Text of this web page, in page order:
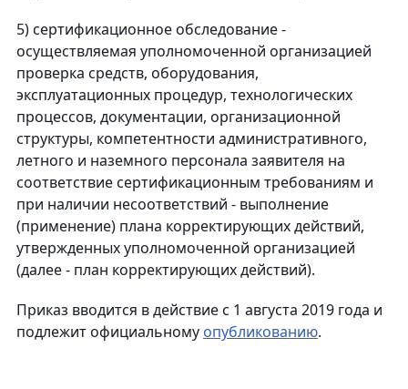
5) сертификационное обследование -
осуществляемая уполномоченной организацией
проверка средств, оборудования,
эксплуатационных процедур, технологических
процессов, документации, организационной
структуры, компетентности административного,
летного и наземного персонала заявителя на
соответствие сертификационным требованиям и
при наличии несоответствий - выполнение
(применение) плана корректирующих действий,
утвержденных уполномоченной организацией
(далее - план корректирующих действий).
Приказ вводится в действие с 1 августа 2019 года и
подлежит официальному опубликованию.